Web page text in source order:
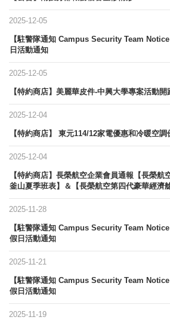
2025-12-05
【駐警隊通知 Campus Security Team
日活動通知
2025-12-05
【特約商店】美麗華皮件-中興大學專案活動開
2025-12-04
【特約商店】 東元114/12家電優惠和冷暖空調
2025-12-04
【特約商店】長榮航空企業會員通報【長榮航
釜山夏季班表】＆【長榮航空第四代豪華經濟
2025-11-28
【駐警隊通知 Campus Security Team
假日活動通知
2025-11-21
【駐警隊通知 Campus Security Team
假日活動通知
2025-11-19